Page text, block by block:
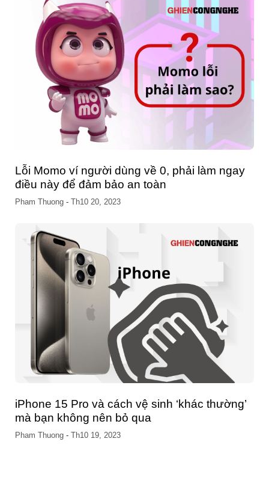
Dung lượng iPhone báo đầy? Mẹo giải phóng
dung lượng iPhone trong ‘nháy mắt’
Pham Thuong -Th10 15, 2023
iPhone bị sự cố tắt nguồn bí ẩn đêm qua, làm
thế nào để biết điện thoại của bạn có bị
không?